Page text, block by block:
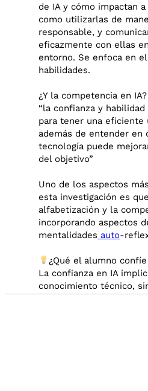
de IA y cómo impactan
como utilizarlas de
responsable, y
eficazmente con ellas
entorno. Se enfoca en
habilidades.
¿Y la competencia en IA?
“la confianza y
para tener una eficiente
además de entender en
tecnología puede
del objetivo”
Uno de los aspectos
esta investigación es
alfabetización y la
incorporando aspectos
mentalidades auto-
¿Qué el alumno
La confianza en IA
conocimiento técnico,